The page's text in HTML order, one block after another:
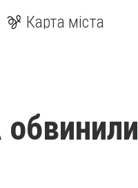
Карта міста